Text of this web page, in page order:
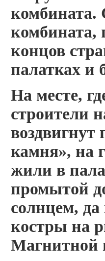
комбината.
комбината,
концов
палатках и
На месте,
строители
камня», на
жили в
промытой
солнцем, да
костры на
Магнитной